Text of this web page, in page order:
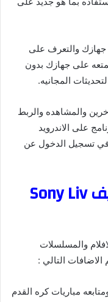
جهازك والتعرف على
على جهازك بدون
المجانيه.
والمشاهده والربط
على الاندرويد
في تسجيل الدخول عن
اهم اضافات سوني لايف Sony Liv
والمسلسلات
التالي :
مباريات كره القدم